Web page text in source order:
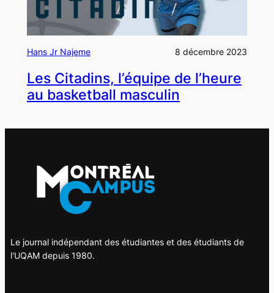
Hans Jr Najeme 8 décembre 2023
Les Citadins, l’équipe de l’heure
au basketball masculin
Le journal indépendant des étudiantes et des étudiants de
l'UQAM depuis 1980.